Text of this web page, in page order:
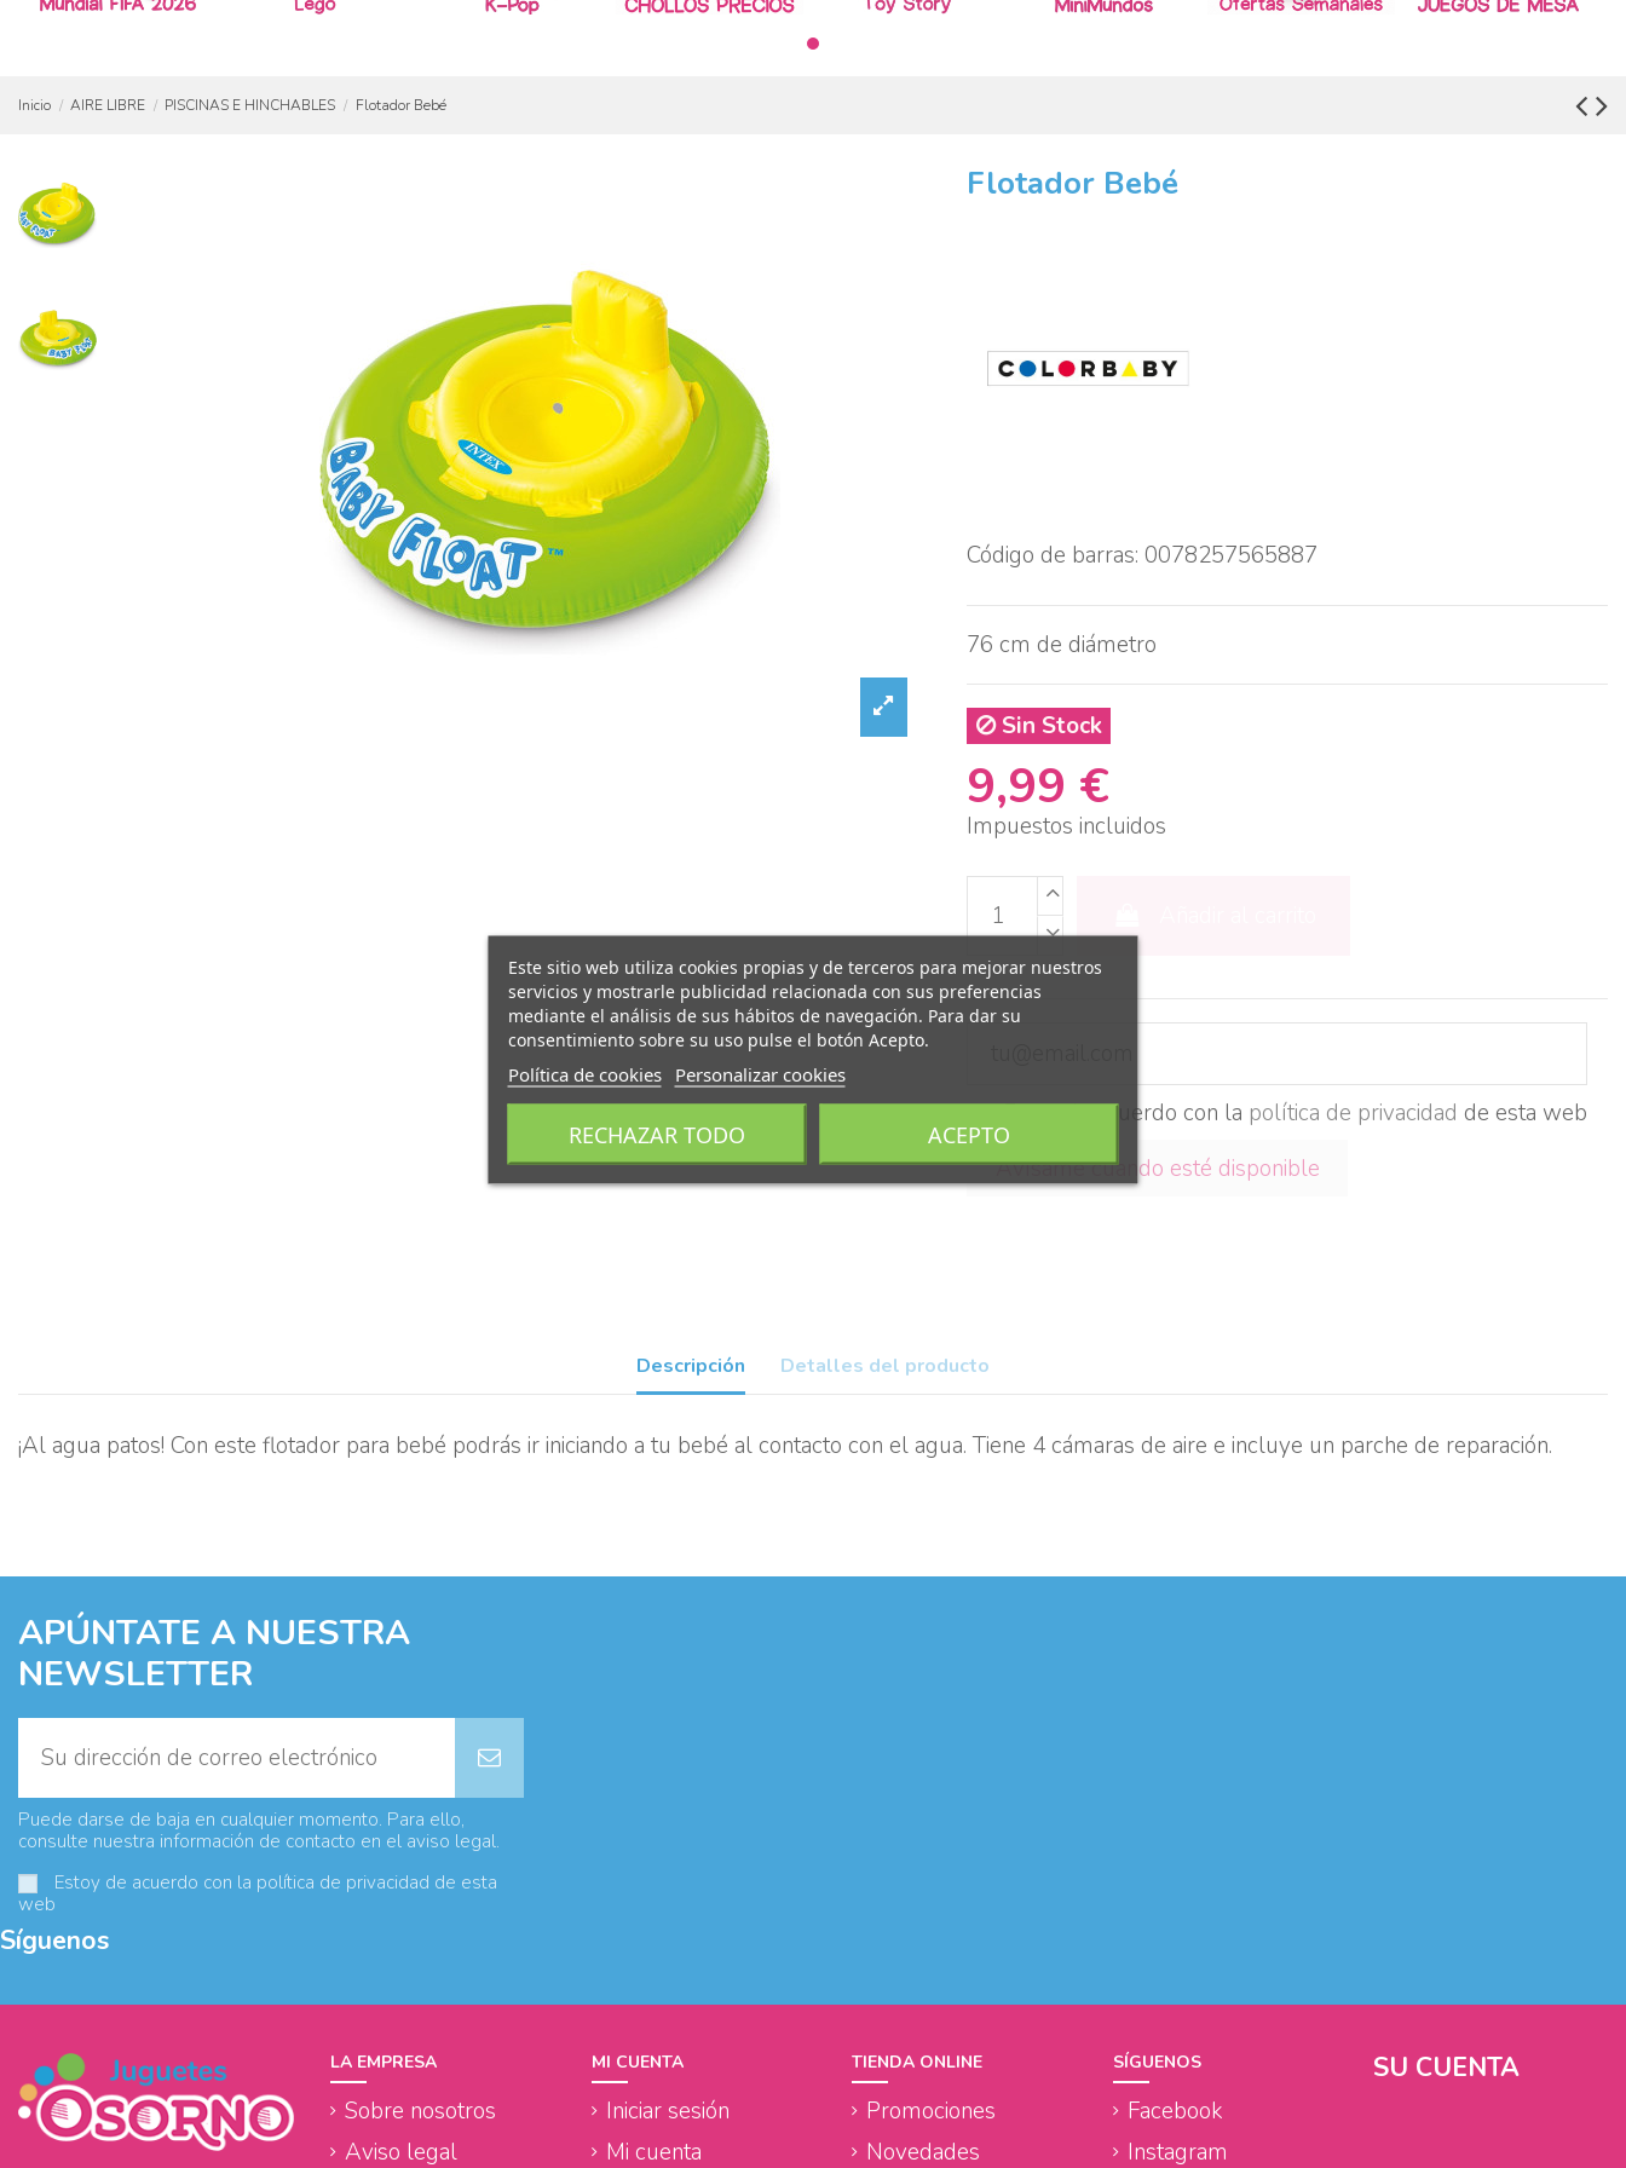
Inicio AIRE LIBRE PISCINAS E HINCHABLES Flotador Bebé
Flotador Bebé
Código de barras: 0078257565887
76 cm de diámetro
Sin Stock
9,99 €
Impuestos incluidos
Estoy de acuerdo con la política de privacidad de esta web
Descripción Detalles del producto
¡Al agua patos! Con este flotador para bebé podrás ir iniciando a tu bebé al contacto con el agua. Tiene 4 cámaras de aire e incluye un parche de reparación.
APÚNTATE A NUESTRA
NEWSLETTER
Puede darse de baja en cualquier momento. Para ello,
consulte nuestra información de contacto en el aviso legal.
Estoy de acuerdo con la política de privacidad de esta
web
Síguenos
LA EMPRESA
Sobre nosotros
Aviso legal
MI CUENTA
Iniciar sesión
Mi cuenta
TIENDA ONLINE
Promociones
Novedades
SÍGUENOS
Facebook
Instagram
SU CUENTA
Este sitio web utiliza cookies propias y de terceros para mejorar nuestros
servicios y mostrarle publicidad relacionada con sus preferencias
mediante el análisis de sus hábitos de navegación. Para dar su
consentimiento sobre su uso pulse el botón Acepto.
Política de cookies Personalizar cookies
RECHAZAR TODO ACEPTO